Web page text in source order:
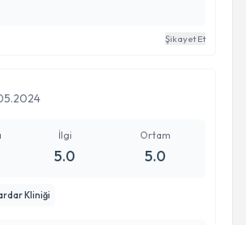
Özellikle hipnoterapi benim için
Ender Bey’in iletişim becerileri
Kendisine sunduğu tüm destek
Şikayet Et
İlgi
5.0
Ortam
5.0
Kliniği